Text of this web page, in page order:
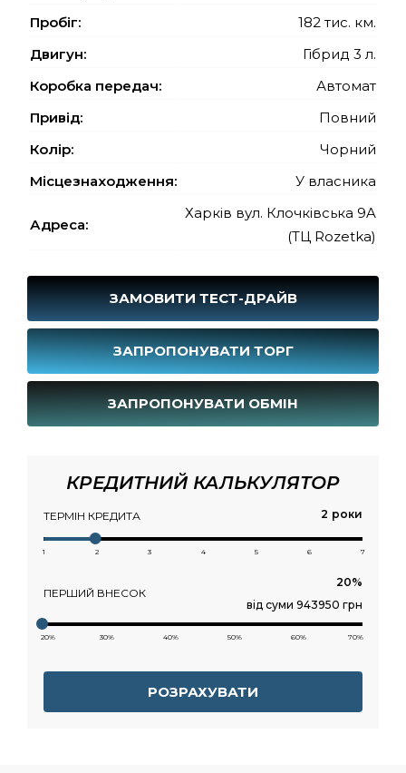
Пробіг:
182 тис. км.
Двигун:
Гібрид 3 л.
Коробка передач:
Автомат
Привід:
Повний
Колір:
Чорний
Місцезнаходження:
У власника
Адреса:
Харків вул. Клочківська 9A
(ТЦ Rozetka)
ЗАМОВИТИ ТЕСТ-ДРАЙВ
ЗАПРОПОНУВАТИ ТОРГ
ЗАПРОПОНУВАТИ ОБМІН
КРЕДИТНИЙ КАЛЬКУЛЯТОР
ТЕРМІН КРЕДИТА роки
1 2 3 4 5 6 7
ПЕРШИЙ ВНЕСОК
від суми 943950 грн
20% 30% 40% 50% 60% 70%
РОЗРАХУВАТИ